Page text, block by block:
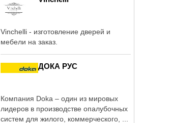
Vinchelli - изготовление дверей и
мебели на заказ.
ДОКА РУС
Компания Doka – один из мировых
лидеров в производстве опалубочных
систем для жилого, коммерческого, ...